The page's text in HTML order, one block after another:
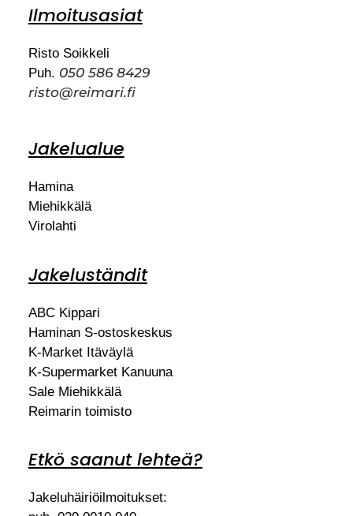
Ilmoitusasiat
Risto Soikkeli
Puh. 050 586 8429
risto@reimari.fi
Jakelualue
Hamina
Miehikkälä
Virolahti
Jakeluständit
ABC Kippari
Haminan S-ostoskeskus
K-Market Itäväylä
K-Supermarket Kanuuna
Sale Miehikkälä
Reimarin toimisto
Etkö saanut lehteä?
Jakeluhäiriöilmoitukset: